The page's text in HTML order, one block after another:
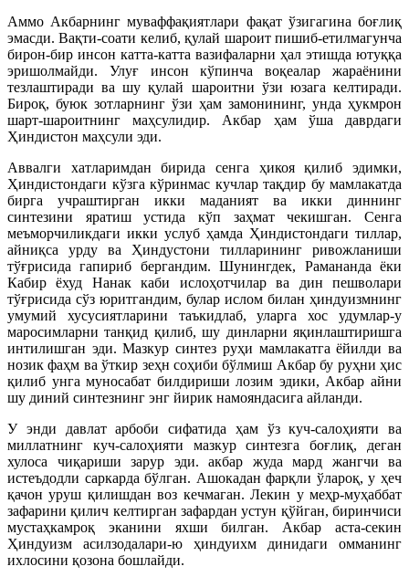
Аммо Акбарнинг муваффақиятлари фақат ўзигагина боғлиқ
эмасди. Вақти-соати келиб, қулай шароит пишиб-етилмагунча
бирон-бир инсон катта-катта вазифаларни ҳал этишда ютуққа
эришолмайди. Улуғ инсон кўпинча воқеалар жараёнини
тезлаштиради ва шу қулай шароитни ўзи юзага келтиради.
Бироқ, буюк зотларнинг ўзи ҳам замонининг, унда ҳукмрон
шарт-шароитнинг маҳсулидир. Акбар ҳам ўша даврдаги
Ҳиндистон маҳсули эди.
Аввалги хатларимдан бирида сенга ҳикоя қилиб эдимки,
Ҳиндистондаги кўзга кўринмас кучлар тақдир бу мамлакатда
бирга учраштирган икки маданият ва икки диннинг
синтезини яратиш устида кўп заҳмат чекишган. Сенга
меъморчиликдаги икки услуб ҳамда Ҳиндистондаги тиллар,
айниқса урду ва Ҳиндустони тилларининг ривожланиши
тўғрисида гапириб бергандим. Шунингдек, Рамананда ёки
Кабир ёхуд Нанак каби ислоҳотчилар ва дин пешволари
тўғрисида сўз юритгандим, булар ислом билан ҳиндуизмнинг
умумий хусусиятларини таъкидлаб, уларга хос удумлар-у
маросимларни танқид қилиб, шу динларни яқинлаштиришга
интилишган эди. Мазкур синтез руҳи мамлакатга ёйилди ва
нозик фаҳм ва ўткир зеҳн соҳиби бўлмиш Акбар бу руҳни ҳис
қилиб унга муносабат билдириши лозим эдики, Акбар айни
шу диний синтезнинг энг йирик намояндасига айланди.
У энди давлат арбоби сифатида ҳам ўз куч-салоҳияти ва
миллатнинг куч-салоҳияти мазкур синтезга боғлиқ, деган
хулоса чиқариши зарур эди. акбар жуда мард жангчи ва
истеъдодли саркарда бўлган. Ашокадан фарқли ўлароқ, у ҳеч
қачон уруш қилишдан воз кечмаган. Лекин у меҳр-муҳаббат
зафарини қилич келтирган зафардан устун қўйган, биринчиси
мустаҳкамроқ эканини яхши билган. Акбар аста-секин
Ҳиндуизм асилзодалари-ю ҳиндуихм динидаги омманинг
ихлосини қозона бошлайди.